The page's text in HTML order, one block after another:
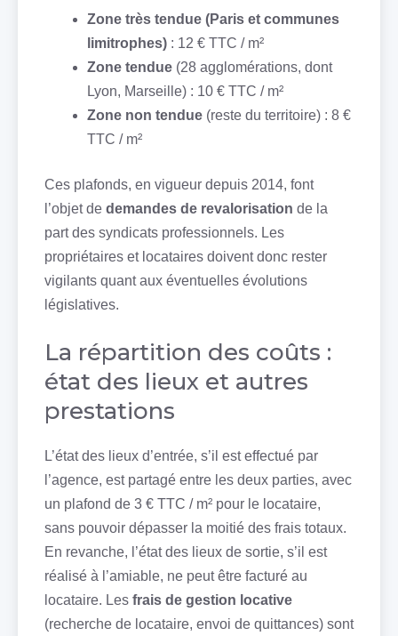
Zone très tendue (Paris et communes
limitrophes) : 12 € TTC / m²
Zone tendue (28 agglomérations, dont
Lyon, Marseille) : 10 € TTC / m²
Zone non tendue (reste du territoire) : 8 €
TTC / m²
Ces plafonds, en vigueur depuis 2014, font
l’objet de demandes de revalorisation de la
part des syndicats professionnels. Les
propriétaires et locataires doivent donc rester
vigilants quant aux éventuelles évolutions
législatives.
La répartition des coûts :
état des lieux et autres
prestations
L’état des lieux d’entrée, s’il est effectué par
l’agence, est partagé entre les deux parties, avec
un plafond de 3 € TTC / m² pour le locataire,
sans pouvoir dépasser la moitié des frais totaux.
En revanche, l’état des lieux de sortie, s’il est
réalisé à l’amiable, ne peut être facturé au
locataire. Les frais de gestion locative
(recherche de locataire, envoi de quittances) sont